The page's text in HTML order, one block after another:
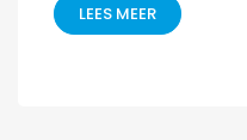
LEES MEER